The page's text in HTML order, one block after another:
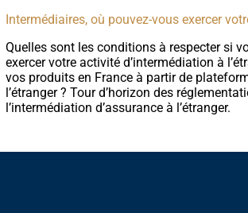
Intermédiaires, où pouvez-vous exercer
Quelles sont les conditions à respecter si
exercer votre activité d’intermédiation à
vos produits en France à partir de
l’étranger ? Tour d’horizon des
l’intermédiation d’assurance à l’étranger.